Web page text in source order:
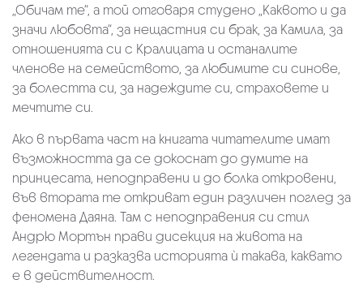
„Обичам те“, а той отговаря студено „Каквото и да
значи любовта“, за нещастния си брак, за Камила, за
отношенията си с Кралицата и останалите
членове на семейството, за любимите си синове,
за болестта си, за надеждите си, страховете и
мечтите си.
Ако в първата част на книгата читателите имат
възможността да се докоснат до думите на
принцесата, неподправени и до болка откровени,
във втората те откриват един различен поглед за
феномена Даяна. Там с неподправения си стил
Андрю Мортън прави дисекция на живота на
легендата и разказва историята ѝ такава, каквато
е в действителност.